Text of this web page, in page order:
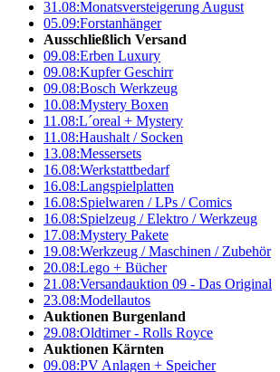
31.08:Monatsversteigerung August
05.09:Forstanhänger
Ausschließlich Versand
09.08:Erben Luxury
09.08:Kupfer Geschirr
09.08:Bosch Werkzeug
10.08:Mystery Boxen
11.08:L´oreal + Mystery
11.08:Haushalt / Socken
13.08:Messersets
16.08:Werkstattbedarf
16.08:Langspielplatten
16.08:Spielwaren / LPs / Comics
16.08:Spielzeug / Elektro / Werkzeug
17.08:Mystery Pakete
19.08:Werkzeug / Maschinen / Zubehör
20.08:Lego + Bücher
21.08:Versandauktion 09 - Das Original
23.08:Modellautos
Auktionen Burgenland
29.08:Oldtimer - Rolls Royce
Auktionen Kärnten
09.08:PV Anlagen + Speicher